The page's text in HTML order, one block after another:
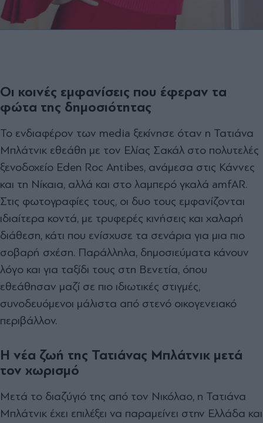
Οι κοινές εμφανίσεις που έφεραν τα
φώτα της δημοσιότητας
Το ενδιαφέρον των media ξεκίνησε όταν η Τατιάνα
Μπλάτνικ εθεάθη με τον Ελίας Σακάλ στο πολυτελές
ξενοδοχείο Eden Roc Antibes, ανάμεσα στις Κάννες
και τη Νίκαια, αλλά και στο λαμπερό γκαλά amfAR.
Στις φωτογραφίες τους, οι δυο τους εμφανίζονται
ιδιαίτερα κοντά, με τρυφερές κινήσεις και χαλαρή
διάθεση, κάτι που ενίσχυσε τα σενάρια για μια πιο
σοβαρή σχέση. Παράλληλα, δημοσιεύματα κάνουν
λόγο και για ταξίδι τους στη Βενετία, όπου
εθεάθησαν μαζί σε πιο ιδιωτικές στιγμές,
συνοδευόμενοι μάλιστα από στενό οικογενειακό
περιβάλλον.
Η νέα ζωή της Τατιάνας Μπλάτνικ μετά
τον χωρισμό
Μετά το διαζύγιό της από τον Νικόλαο, η Τατιάνα
Μπλάτνικ έχει επιλέξει να παραμείνει στην Ελλάδα και